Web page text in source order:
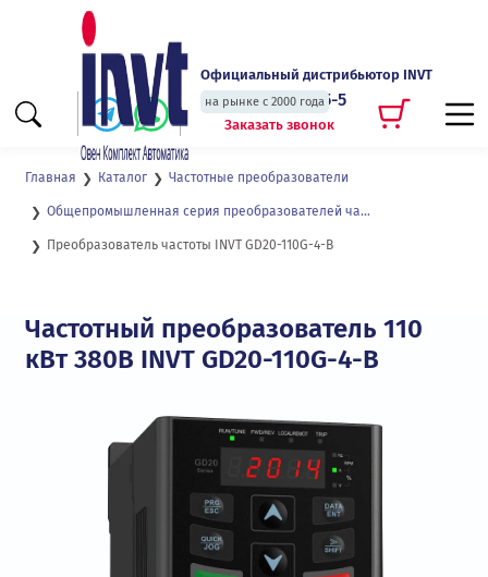
Официальный дистрибьютор INVT
на рынке с 2000 года
+7 (495) 135-135-5
Заказать звонок
Главная Каталог Частотные преобразователи
Общепромышленная серия преобразователей частоты с векторным управлением для двигателей до 2,2 кВт GD20
Преобразователь частоты INVT GD20-110G-4-B
Частотный преобразователь 110
кВт 380В INVT GD20-110G-4-B